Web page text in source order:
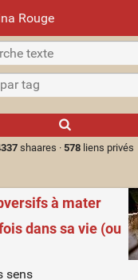
Rouge
Mur d'images
results.
shaares · 578liens privés
à mater
dans sa vie (ou
sens